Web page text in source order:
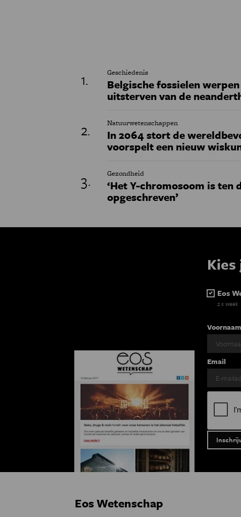
Geschiedenis
Belgische fossielen
uitsterven van de
Natuurwetenschappen
In 2064 stort de
voorspelt een nieuw
Gezondheid
‘Het Y-chromosoom is ten
opgeschreven’
Eos
2 x week
Voornaam
Email
Eos Wetenschap